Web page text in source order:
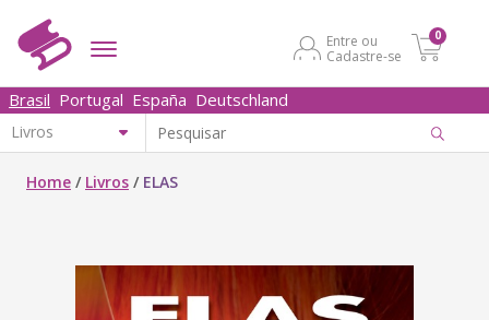
Entre ou
Cadastre-se
0
Brasil Portugal España Deutschland
Home / Livros / ELAS